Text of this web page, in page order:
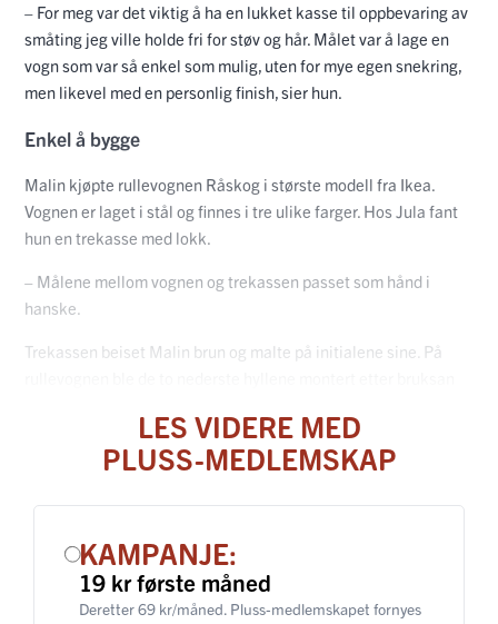
– For meg var det viktig å ha en lukket kasse til oppbevaring av
småting jeg ville holde fri for støv og hår. Målet var å lage en
vogn som var så enkel som mulig, uten for mye egen snekring,
men likevel med en personlig finish, sier hun.
Enkel å bygge
Malin kjøpte rullevognen Råskog i største modell fra Ikea.
Vognen er laget i stål og finnes i tre ulike farger. Hos Jula fant
hun en trekasse med lokk.
– Målene mellom vognen og trekassen passet som hånd i
hanske.
Trekassen beiset Malin brun og malte på initialene sine. På
LES VIDERE MED
PLUSS-MEDLEMSKAP
KAMPANJE:
19 kr første måned
Deretter 69 kr/måned. Pluss-medlemskapet fornyes